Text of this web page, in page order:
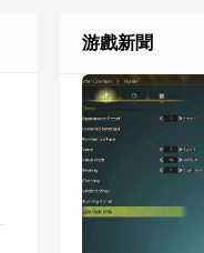
游戲新聞